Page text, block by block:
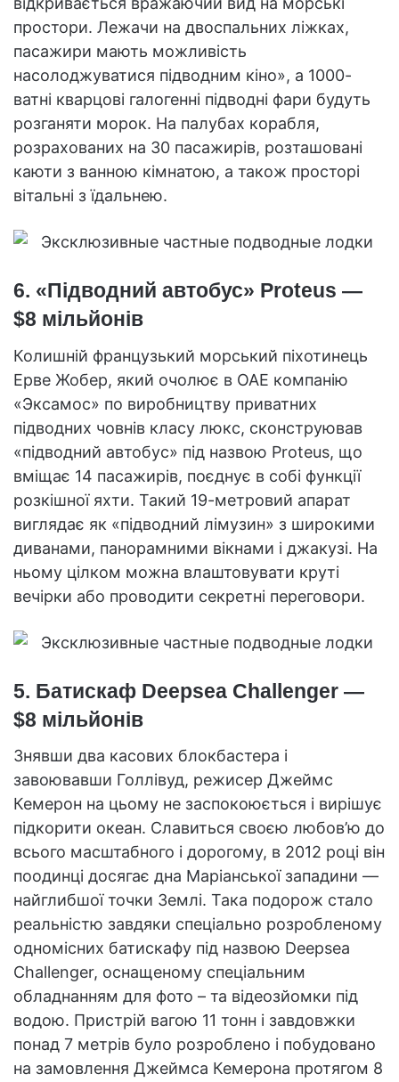
простори. Лежачи на двоспальних ліжках,
пасажири мають можливість
насолоджуватися підводним кіно», а 1000-
ватні кварцові галогенні підводні фари будуть
розганяти морок. На палубах корабля,
розрахованих на 30 пасажирів, розташовані
каюти з ванною кімнатою, а також просторі
вітальні з їдальнею.
6. «Підводний автобус» Proteus —
$8 мільйонів
Колишній французький морський піхотинець
Ерве Жобер, який очолює в ОАЕ компанію
«Эксамос» по виробництву приватних
підводних човнів класу люкс, сконструював
«підводний автобус» під назвою Proteus, що
вміщає 14 пасажирів, поєднує в собі функції
розкішної яхти. Такий 19-метровий апарат
виглядає як «підводний лімузин» з широкими
диванами, панорамними вікнами і джакузі. На
ньому цілком можна влаштовувати круті
вечірки або проводити секретні переговори.
5. Батискаф Deepsea Challenger —
$8 мільйонів
Знявши два касових блокбастера і
завоювавши Голлівуд, режисер Джеймс
Кемерон на цьому не заспокоюється і вирішує
підкорити океан. Славиться своєю любов’ю до
всього масштабного і дорогому, в 2012 році він
поодинці досягає дна Маріанської западини —
найглибшої точки Землі. Така подорож стало
реальністю завдяки спеціально розробленому
одномісних батискафу під назвою Deepsea
Challenger, оснащеному спеціальним
обладнанням для фото – та відеозйомки під
водою. Пристрій вагою 11 тонн і завдовжки
понад 7 метрів було розроблено і побудовано
на замовлення Джеймса Кемерона протягом 8